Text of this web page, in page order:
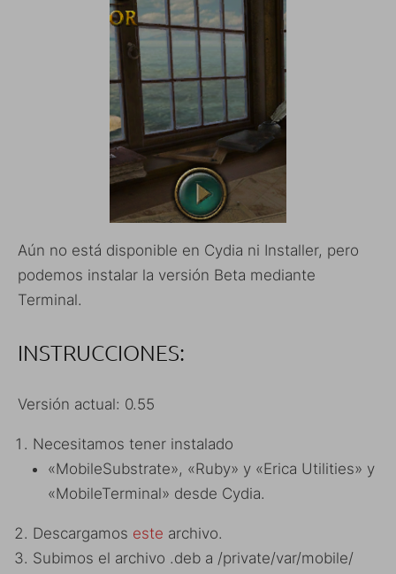
Aún no está disponible en Cydia ni Installer, pero
podemos instalar la versión Beta mediante
Terminal.
INSTRUCCIONES:
Versión actual: 0.55
Necesitamos tener instalado
«MobileSubstrate», «Ruby» y «Erica Utilities» y
«MobileTerminal» desde Cydia.
Descargamos este archivo.
Subimos el archivo .deb a /private/var/mobile/